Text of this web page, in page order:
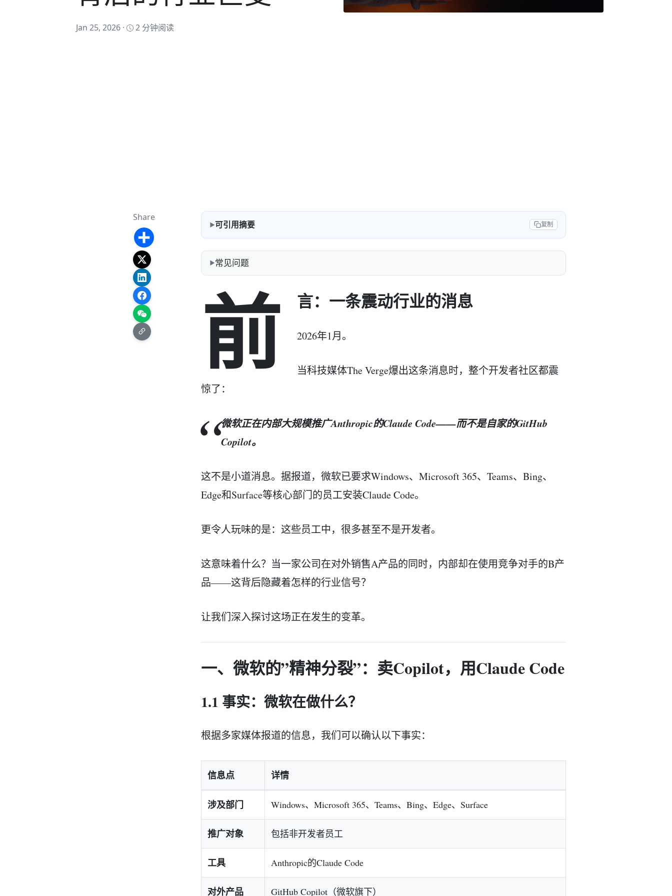
Jan 25, 2026 · 2 分钟阅读
Share
Share
可引用摘要 复制
常见问题
前 言：一条震动行业的消息
2026年1月。
当科技媒体The Verge爆出这条消息时，整个开发者社区都震
惊了：
微软正在内部大规模推广Anthropic的Claude Code——而不是自家的GitHub
Copilot。
这不是小道消息。据报道，微软已要求Windows、Microsoft 365、Teams、Bing、
Edge和Surface等核心部门的员工安装Claude Code。
更令人玩味的是：这些员工中，很多甚至不是开发者。
这意味着什么？当一家公司在对外销售A产品的同时，内部却在使用竞争对手的B产
品——这背后隐藏着怎样的行业信号？
让我们深入探讨这场正在发生的变革。
一、微软的”精神分裂”：卖Copilot，用Claude Code
1.1 事实：微软在做什么？
根据多家媒体报道的信息，我们可以确认以下事实：
信息点 详情
涉及部门 Windows、Microsoft 365、Teams、Bing、Edge、Surface
推广对象 包括非开发者员工
工具 Anthropic的Claude Code
对外产品 GitHub Copilot（微软旗下）